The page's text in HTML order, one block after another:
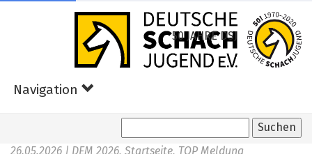
Navigation
50 JAHRE DSJ
26.05.2026 | DEM 2026, Startseite, TOP Meldung